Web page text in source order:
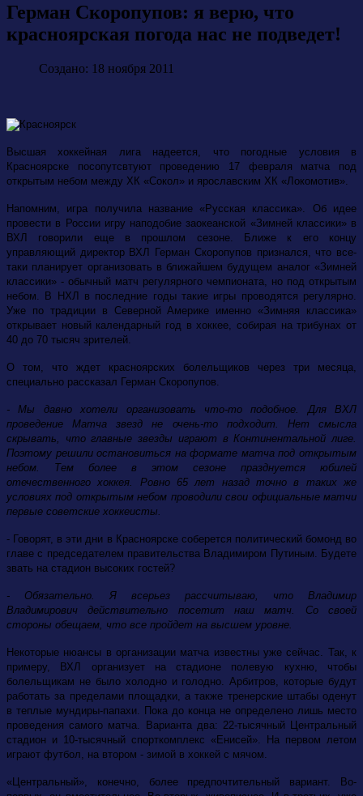
Герман Скоропупов: я верю, что
красноярская погода нас не подведет!
Создано: 18 ноября 2011
Высшая хоккейная лига надеется, что погодные условия в
Красноярске посопутсвтуют проведению 17 февраля матча под
открытым небом между ХК «Сокол» и ярославским ХК «Локомотив».
Напомним, игра получила название «Русская классика». Об идее
провести в России игру наподобие заокеанской «Зимней классики» в
ВХЛ говорили еще в прошлом сезоне. Ближе к его концу
управляющий директор ВХЛ Герман Скоропупов признался, что все-
таки планирует организовать в ближайшем будущем аналог «Зимней
классики» - обычный матч регулярного чемпионата, но под открытым
небом. В НХЛ в последние годы такие игры проводятся регулярно.
Уже по традиции в Северной Америке именно «Зимняя классика»
открывает новый календарный год в хоккее, собирая на трибунах от
40 до 70 тысяч зрителей.
О том, что ждет красноярских болельщиков через три месяца,
специально рассказал Герман Скоропупов.
- Мы давно хотели организовать что-то подобное. Для ВХЛ
проведение Матча звезд не очень-то подходит. Нет смысла
скрывать, что главные звезды играют в Континентальной лиге.
Поэтому решили остановиться на формате матча под открытым
небом. Тем более в этом сезоне празднуется юбилей
отечественного хоккея. Ровно 65 лет назад точно в таких же
условиях под открытым небом проводили свои официальные матчи
первые советские хоккеисты.
- Говорят, в эти дни в Красноярске соберется политический бомонд во
главе с председателем правительства Владимиром Путиным. Будете
звать на стадион высоких гостей?
- Обязательно. Я всерьез рассчитываю, что Владимир
Владимирович действительно посетит наш матч. Со своей
стороны обещаем, что все пройдет на высшем уровне.
Некоторые нюансы в организации матча известны уже сейчас. Так, к
примеру, ВХЛ организует на стадионе полевую кухню, чтобы
болельщикам не было холодно и голодно. Арбитров, которые будут
работать за пределами площадки, а также тренерские штабы оденут
в теплые мундиры-папахи. Пока до конца не определено лишь место
проведения самого матча. Варианта два: 22-тысячный Центральный
стадион и 10-тысячный спорткомплекс «Енисей». На первом летом
играют футбол, на втором - зимой в хоккей с мячом.
«Центральный», конечно, более предпочтительный вариант. Во-